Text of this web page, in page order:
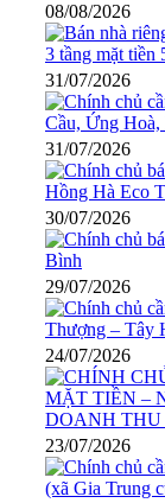
08/08/2026
31/07/2026
31/07/2026
30/07/2026
29/07/2026
24/07/2026
23/07/2026